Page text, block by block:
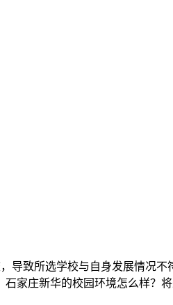
致所选学校与自身发展情况
家庄新华的校园环境怎么样？